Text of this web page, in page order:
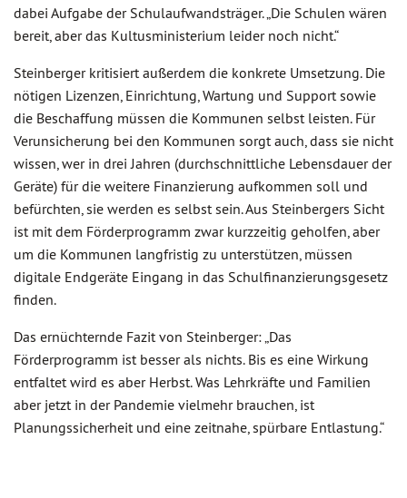
dabei Aufgabe der Schulaufwandsträger. „Die Schulen wären
bereit, aber das Kultusministerium leider noch nicht.“
Steinberger kritisiert außerdem die konkrete Umsetzung. Die
nötigen Lizenzen, Einrichtung, Wartung und Support sowie
die Beschaffung müssen die Kommunen selbst leisten. Für
Verunsicherung bei den Kommunen sorgt auch, dass sie nicht
wissen, wer in drei Jahren (durchschnittliche Lebensdauer der
Geräte) für die weitere Finanzierung aufkommen soll und
befürchten, sie werden es selbst sein. Aus Steinbergers Sicht
ist mit dem Förderprogramm zwar kurzzeitig geholfen, aber
um die Kommunen langfristig zu unterstützen, müssen
digitale Endgeräte Eingang in das Schulfinanzierungsgesetz
finden.
Das ernüchternde Fazit von Steinberger: „Das
Förderprogramm ist besser als nichts. Bis es eine Wirkung
entfaltet wird es aber Herbst. Was Lehrkräfte und Familien
aber jetzt in der Pandemie vielmehr brauchen, ist
Planungssicherheit und eine zeitnahe, spürbare Entlastung.“